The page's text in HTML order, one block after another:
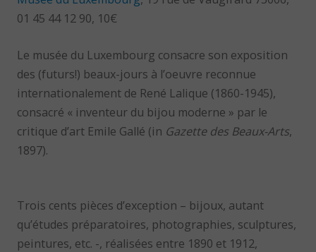
01 45 44 12 90, 10€
Le musée du Luxembourg consacre son exposition
des (futurs!) beaux-jours à l’oeuvre reconnue
internationalement de René Lalique (1860-1945),
consacré « inventeur du bijou moderne » par le
critique d’art Emile Gallé (in Gazette des Beaux-Arts,
1897).
Trois cents pièces d’exception – bijoux, autant
qu’études préparatoires, photographies, sculptures,
peintures, etc. -, réalisées entre 1890 et 1912,